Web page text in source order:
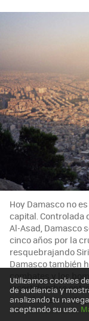
Hoy Damasco no
capital. Controlada
Al-Asad, Damasco
cinco años por la
resquebrajando
Damasco también
combates y los
incertidumbre
irresoluble a corto
Utilizamos cookies
de audiencia y
analizando tu
aceptando su uso.